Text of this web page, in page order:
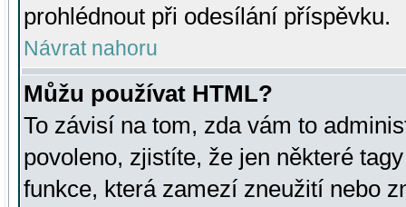
prohlédnout při odesílání příspěvku.
Návrat nahoru
Můžu používat HTML?
To závisí na tom, zda vám to
povoleno, zjistíte, že jen některé
funkce, která zamezí zneužití nebo